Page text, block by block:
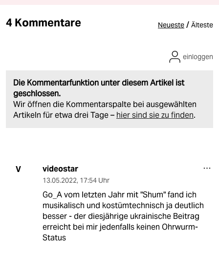
4 Kommentare Neueste / Älteste
Die Kommentarfunktion unter diesem Artikel ist
geschlossen.
Wir öffnen die Kommentarspalte bei ausgewählten
Artikeln für etwa drei Tage – hier sind sie zu finden.
einloggen
V videostar
13.05.2022, 17:54 Uhr
Go_A vom letzten Jahr mit "Shum" fand ich
musikalisch und kostümtechnisch ja deutlich
besser - der diesjährige ukrainische Beitrag
erreicht bei mir jedenfalls keinen Ohrwurm-
Status